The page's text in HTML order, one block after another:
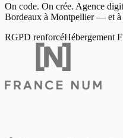
On code. On crée. Agence
Bordeaux à Montpellier — et à
RGPD renforcéHébergement